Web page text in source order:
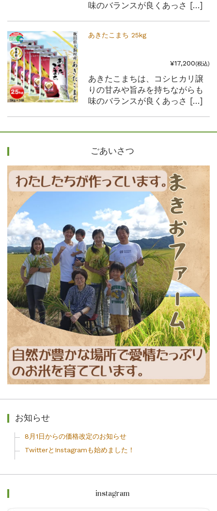
味のバランスが良くあっさ […]
あきたこまち 25kg
¥17,200(税込)
あきたこまちは、コシヒカリ譲
りの甘みや旨みを持ちながらも
味のバランスが良くあっさ […]
ごあいさつ
お知らせ
8月1日からの価格改定のお知らせ
TwitterとInstagramも始めました！
instagram